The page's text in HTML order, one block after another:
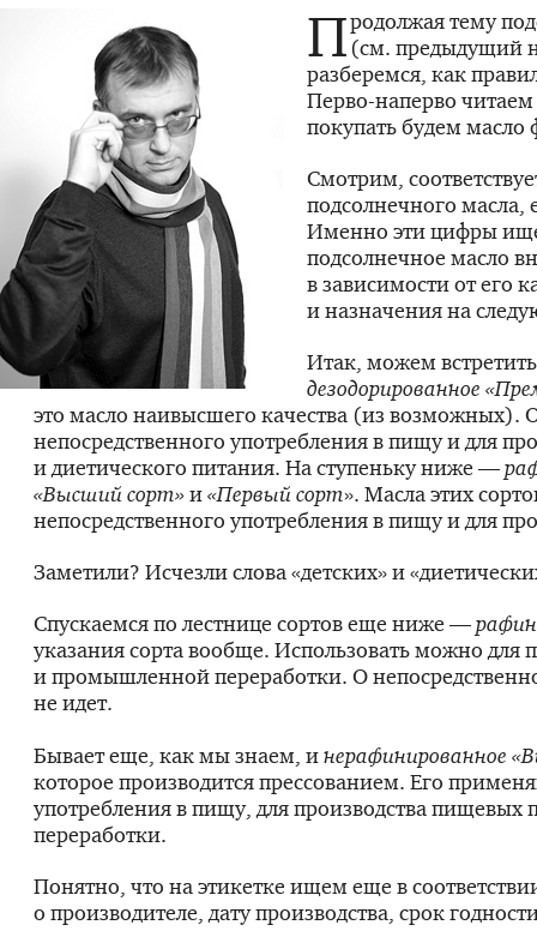
Продолжая тему
(см. предыдущий
разберемся, как
Перво-наперво читаем
покупать будем масло
Смотрим,
подсолнечного масла,
Именно эти цифры
подсолнечное масло
в зависимости от его
и назначения на
Итак, можем
дезодорированное
это масло наивысшего качества (из возможных).
непосредственного употребления в пищу и для
и диетического питания. На ступеньку ниже —
«Высший сорт» и«Первый сорт». Масла этих
непосредственного употребления в пищу и для
Заметили? Исчезли слова «детских» и
Спускаемся по лестнице сортов еще ниже —
указания сорта вообще. Использовать можно для
и промышленной переработки. О
не идет.
Бывает еще, как мы знаем, инерафинированное
которое производится прессованием. Его
употребления в пищу, для производства
переработки.
Понятно, что на этикетке ищем еще в
о производителе, дату производства, срок